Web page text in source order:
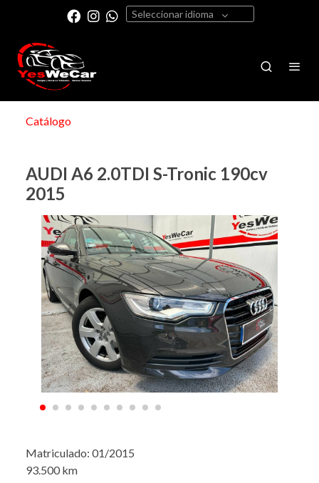
Seleccionar idioma
Catálogo
AUDI A6 2.0TDI S-Tronic 190cv
2015
Matriculado: 01/2015
93.500 km